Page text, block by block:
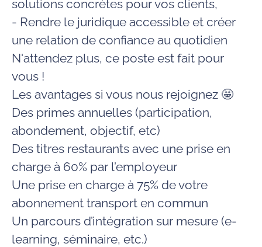
solutions concrètes pour vos clients,
- Rendre le juridique accessible et créer
une relation de confiance au quotidien
N'attendez plus, ce poste est fait pour
vous !
Les avantages si vous nous rejoignez 🤩
Des primes annuelles (participation,
abondement, objectif, etc)
Des titres restaurants avec une prise en
charge à 60% par l’employeur
Une prise en charge à 75% de votre
abonnement transport en commun
Un parcours d’intégration sur mesure (e-
learning, séminaire, etc.)